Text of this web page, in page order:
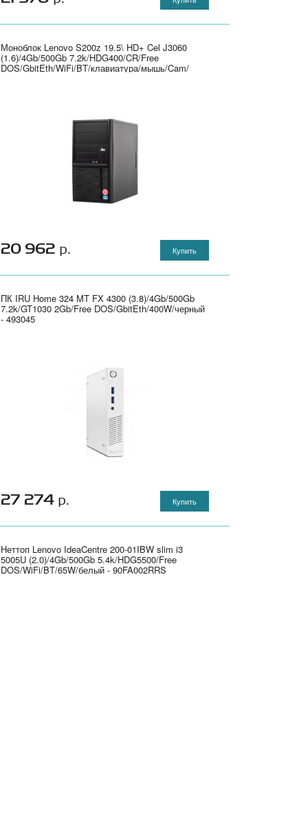
Моноблок Lenovo S200z 19.5\ HD+ Cel J3060
(1.6)/4Gb/500Gb 7.2k/HDG400/CR/Free
DOS/GbitEth/WiFi/BT/клавиатура/мышь/Cam/
20 962 р. Купить
ПК IRU Home 324 MT FX 4300 (3.8)/4Gb/500Gb
7.2k/GT1030 2Gb/Free DOS/GbitEth/400W/черный
- 493045
27 274р. Купить
Неттоп Lenovo IdeaCentre 200-01IBW slim i3
5005U (2.0)/4Gb/500Gb 5.4k/HDG5500/Free
DOS/WiFi/BT/65W/белый - 90FA002RRS